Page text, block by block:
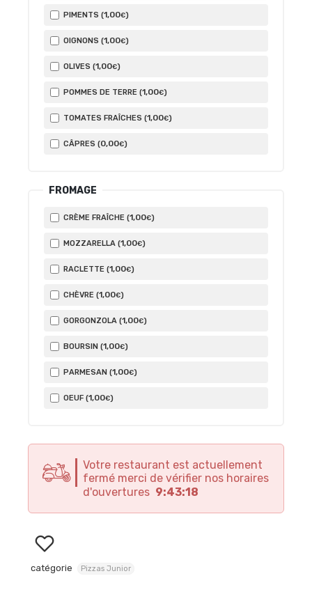
PIMENTS (1,00€)
OIGNONS (1,00€)
OLIVES (1,00€)
POMMES DE TERRE (1,00€)
TOMATES FRAÎCHES (1,00€)
CÂPRES (0,00€)
FROMAGE
CRÈME FRAÎCHE (1,00€)
MOZZARELLA (1,00€)
RACLETTE (1,00€)
CHÈVRE (1,00€)
GORGONZOLA (1,00€)
BOURSIN (1,00€)
PARMESAN (1,00€)
OEUF (1,00€)
Votre restaurant est actuellement
fermé merci de vérifier nos horaires
d'ouvertures 9:43:18
catégorie Pizzas Junior